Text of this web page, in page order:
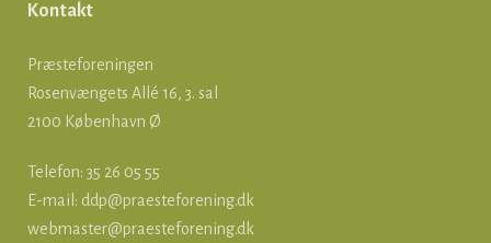
Kontakt
Præsteforeningen
Rosenvængets Allé 16, 3. sal
2100 København Ø
Telefon: 35 26 05 55
E-mail: ddp@praesteforening.dk
webmaster@praesteforening.dk